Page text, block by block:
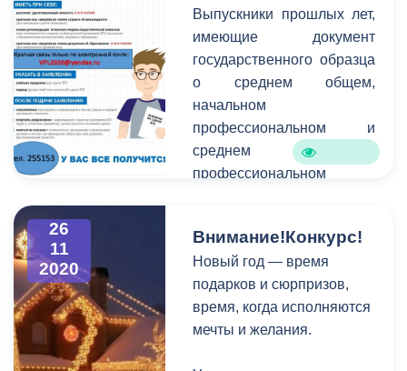
Асланом Караевым
проинспектировали ход
работ на этом участке.
Выпускники прошлых лет,
имеющие документ
государственного образца
о среднем общем,
начальном
профессиональном и
среднем
профессиональном
образовательных
программ в иностранных
образовательных
организациях, для подачи
заявления обращаются в
26
11
2020
Внимание!Конкурс!
Новый год — время
подарков и сюрпризов,
время, когда исполняются
мечты и желания.